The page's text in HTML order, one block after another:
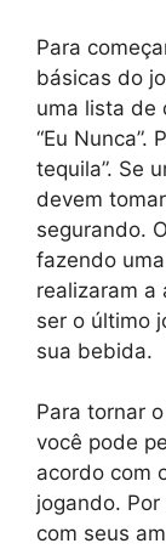
Para
básicas do
uma lista de
“Eu Nunca”.
tequila”. Se
devem
segurando.
fazendo
realizaram a
ser o último
sua bebida.
Para tornar
você pode
acordo com
jogando.
com seus